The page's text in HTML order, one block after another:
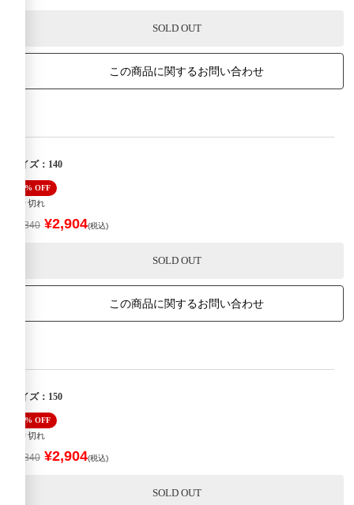
SOLD OUT
この商品に関するお問い合わせ
サイズ：140
40% OFF
売り切れ
¥4,840 ¥2,904(税込)
SOLD OUT
この商品に関するお問い合わせ
サイズ：150
40% OFF
売り切れ
¥4,840 ¥2,904(税込)
SOLD OUT